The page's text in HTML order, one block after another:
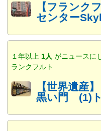
【フランク
センター
１年以上 1人 がニュースに
ランクフルト
【世界遺産
黒い門 (1)